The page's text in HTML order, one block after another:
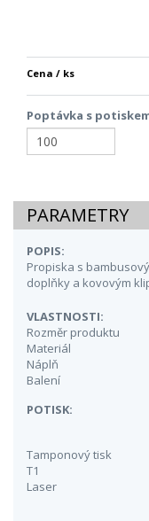
Cena / ks
Poptávka s
PARAMETRY
POPIS:
Propiska s
doplňky a kovovým
VLASTNOSTI:
Rozměr produktu
Materiál
Náplň
Balení
POTISK:
Tamponový tisk
T1
Laser